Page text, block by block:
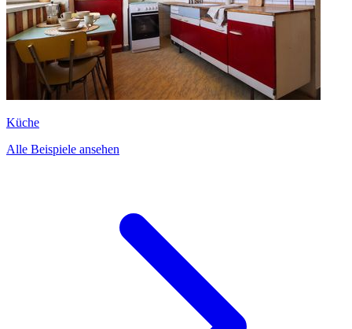
Küche
Alle Beispiele ansehen